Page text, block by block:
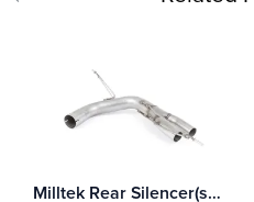
Milltek Rear Silencer(s) BMW 1 Series 125i (F20 & F21 - Mit B48 Motor